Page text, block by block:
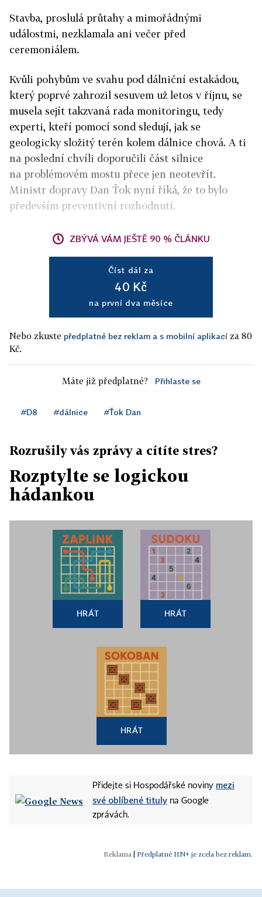
Stavba, proslulá průtahy a mimořádnými
událostmi, nezklamala ani večer před
ceremoniálem.
Kvůli pohybům ve svahu pod dálniční estakádou,
který poprvé zahrozil sesuvem už letos v říjnu, se
musela sejít takzvaná rada monitoringu, tedy
experti, kteří pomocí sond sledují, jak se
geologicky složitý terén kolem dálnice chová. A ti
na poslední chvíli doporučili část silnice
na problémovém mostu přece jen neotevřít.
Ministr dopravy Dan Ťok nyní říká, že to bylo
především preventivní rozhodnutí.
ZBÝVÁ VÁM JEŠTĚ 90 % ČLÁNKU
Číst dál za
40 Kč
na první dva měsíce
Nebo zkuste předplatné bez reklam a s mobilní aplikací za 80
Kč.
Máte již předplatné? Přihlaste se
#D8 #dálnice #Ťok Dan
Rozrušily vás zprávy a cítíte stres?
Rozptylte se logickou
hádankou
HRÁT HRÁT
HRÁT
Přidejte si Hospodářské noviny mezi
své oblíbené tituly na Google
zprávách.
Předplatné HN+ je zcela bez reklam.